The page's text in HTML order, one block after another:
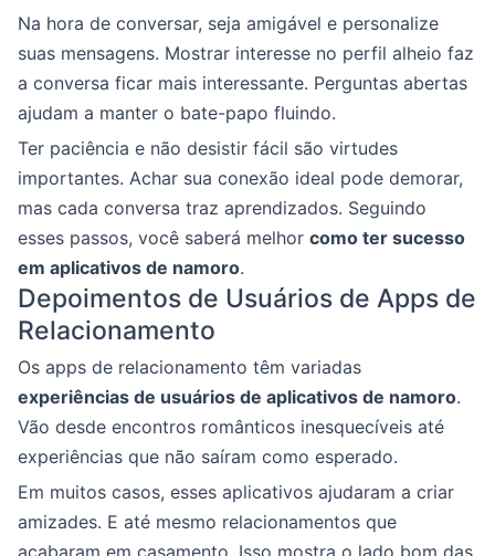
Na hora de conversar, seja amigável e personalize
suas mensagens. Mostrar interesse no perfil alheio faz
a conversa ficar mais interessante. Perguntas abertas
ajudam a manter o bate-papo fluindo.
Ter paciência e não desistir fácil são virtudes
importantes. Achar sua conexão ideal pode demorar,
mas cada conversa traz aprendizados. Seguindo
esses passos, você saberá melhor como ter sucesso
em aplicativos de namoro.
Depoimentos de Usuários de Apps de
Relacionamento
Os apps de relacionamento têm variadas
experiências de usuários de aplicativos de namoro.
Vão desde encontros românticos inesquecíveis até
experiências que não saíram como esperado.
Em muitos casos, esses aplicativos ajudaram a criar
amizades. E até mesmo relacionamentos que
acabaram em casamento. Isso mostra o lado bom das